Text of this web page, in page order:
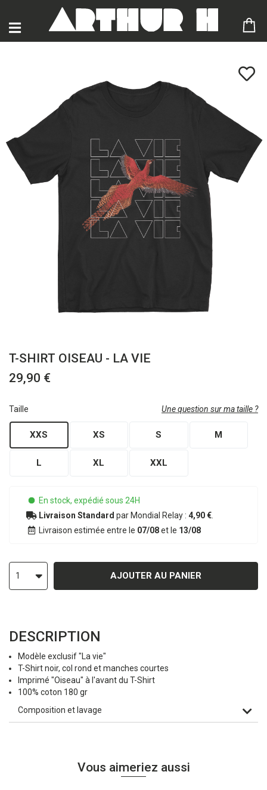
T-SHIRT OISEAU - LA VIE
29,90 €
Taille Une question sur ma taille ?
XXS XS S M
L XL XXL
En stock, expédié sous 24H
Livraison Standard par Mondial Relay : 4,90 €
Livraison estimée entre le 07/08et le 13/08
1 AJOUTER AU PANIER
DESCRIPTION
Modèle exclusif "La vie"
T-Shirt noir, col rond et manches courtes
Imprimé "Oiseau" à l'avant du T-Shirt
100% coton 180 gr
Composition et lavage
Vous aimeriez aussi